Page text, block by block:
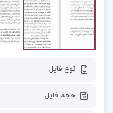
نوع فایل
حجم فایل